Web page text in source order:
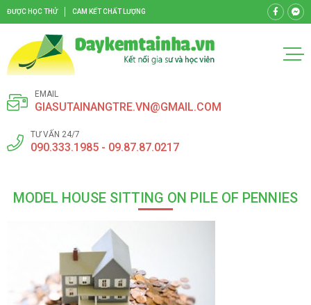
ĐƯỢC HỌC THỬ CAM KẾT CHẤT LƯỢNG
EMAIL
GIASUTAINANGTRE.VN@GMAIL.COM
TƯ VẤN 24/7
090.333.1985 - 09.87.87.0217
MODEL HOUSE SITTING ON PILE OF PENNIES